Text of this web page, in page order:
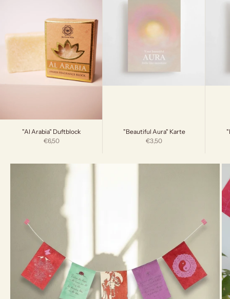
"Al Arabia" Duftblock
Angebot
€6,50
"Beautiful Aura" Karte
Angebot
€3,50